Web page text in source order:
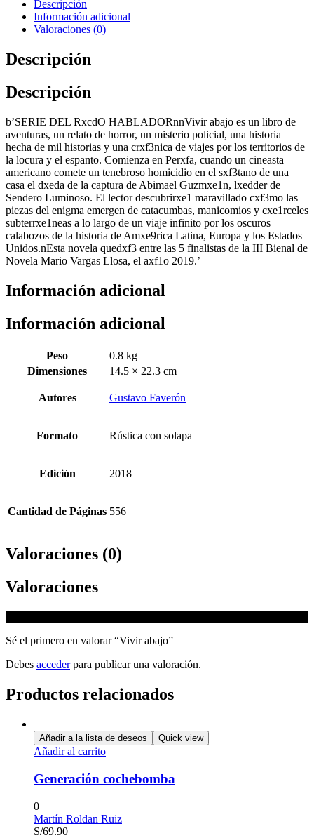
Descripción
Información adicional
Valoraciones (0)
Descripción
Descripción
b’SERIE DEL RxcdO HABLADORnnVivir abajo es un libro de
aventuras, un relato de horror, un misterio policial, una historia
hecha de mil historias y una crxf3nica de viajes por los territorios de
la locura y el espanto. Comienza en Perxfa, cuando un cineasta
americano comete un tenebroso homicidio en el sxf3tano de una
casa el dxeda de la captura de Abimael Guzmxe1n, lxedder de
Sendero Luminoso. El lector descubrirxe1 maravillado cxf3mo las
piezas del enigma emergen de catacumbas, manicomios y cxe1rceles
subterrxe1neas a lo largo de un viaje infinito por los oscuros
calabozos de la historia de Amxe9rica Latina, Europa y los Estados
Unidos.nEsta novela quedxf3 entre las 5 finalistas de la III Bienal de
Novela Mario Vargas Llosa, el axf1o 2019.’
Información adicional
Información adicional
Peso
0.8 kg
Dimensiones
14.5 × 22.3 cm
Autores Gustavo Faverón
Formato Rústica con solapa
Edición 2018
Cantidad de Páginas 556
Valoraciones (0)
Valoraciones
Sé el primero en valorar “Vivir abajo”
Debes accederpara publicar una valoración.
Productos relacionados
Añadir a la lista de deseos Quick view
Añadir al carrito
Generación cochebomba
0
Martín Roldan Ruiz
S/69.90